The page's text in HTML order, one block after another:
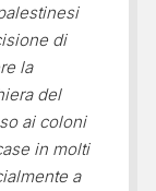
di
la
del
ai coloni
in molti
a